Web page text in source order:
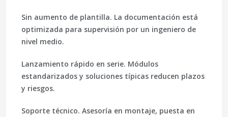
Sin aumento de plantilla. La documentación está
optimizada para supervisión por un ingeniero de
nivel medio.
Lanzamiento rápido en serie. Módulos
estandarizados y soluciones típicas reducen plazos
y riesgos.
Soporte técnico. Asesoría en montaje, puesta en